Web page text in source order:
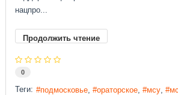
нацпро...
Продолжить чтение
0
Теги: подмосковье ораторское мсу